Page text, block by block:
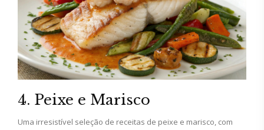
4. Peixe e Marisco
Uma irresistível seleção de receitas de peixe e marisco, com